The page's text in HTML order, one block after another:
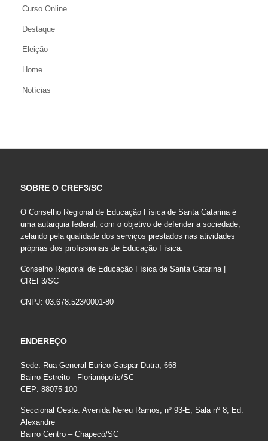
Curso Online
Destaque
Eleição
Home
Notícias
SOBRE O CREF3/SC
O Conselho Regional de Educação Física de Santa Catarina é
uma autarquia federal, com o objetivo de defender a sociedade,
zelando pela qualidade dos serviços prestados nas atividades
próprias dos profissionais de Educação Física.
Conselho Regional de Educação Física de Santa Catarina |
CREF3/SC
CNPJ: 03.678.523/0001-80
ENDEREÇO
Sede: Rua General Eurico Gaspar Dutra, 668
Bairro Estreito - Florianópolis/SC
CEP: 88075-100
Seccional Oeste: Avenida Nereu Ramos, nº 93-E, Sala nº 8, Ed.
Alexandre
Bairro Centro – Chapecó/SC